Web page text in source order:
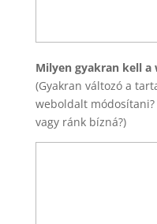
Milyen gyakran kell
(Gyakran változó a
weboldalt
vagy ránk bízná?)